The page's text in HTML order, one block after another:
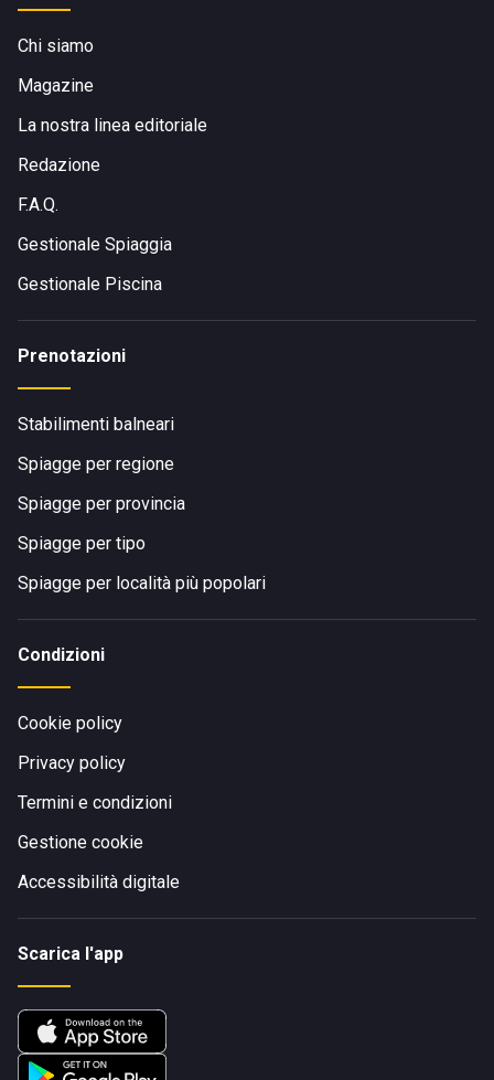
Chi siamo
Magazine
La nostra linea editoriale
Redazione
F.A.Q.
Gestionale Spiaggia
Gestionale Piscina
Prenotazioni
Stabilimenti balneari
Spiagge per regione
Spiagge per provincia
Spiagge per tipo
Spiagge per località più popolari
Condizioni
Cookie policy
Privacy policy
Termini e condizioni
Gestione cookie
Accessibilità digitale
Scarica l'app